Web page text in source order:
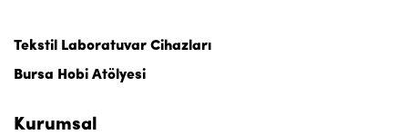
Tekstil Laboratuvar Cihazları
Bursa Hobi Atölyesi
Kurumsal